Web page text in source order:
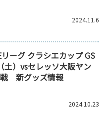
2024.11.6
リーグ クラシエカップ GS
土）vsセレッソ大阪ヤン
戦 新グッズ情報
2024.10.23